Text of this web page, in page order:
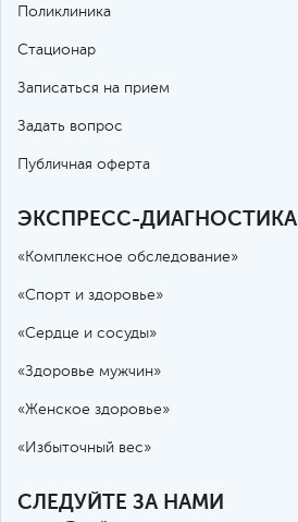
Поликлиника
Стационар
Записаться на прием
Задать вопрос
Публичная оферта
ЭКСПРЕСС-ДИАГНОСТИКА
«Комплексное обследование»
«Спорт и здоровье»
«Сердце и сосуды»
«Здоровье мужчин»
«Женское здоровье»
«Избыточный вес»
СЛЕДУЙТЕ ЗА НАМИ